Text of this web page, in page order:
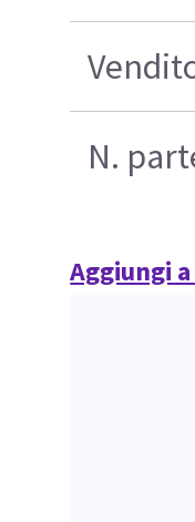
N.
Aggiungi